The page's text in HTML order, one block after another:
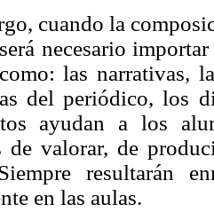
cuando la
necesario
las narrativas,
del periódico, los
ayudan a los
de valorar, de
resultarán
en las aulas.